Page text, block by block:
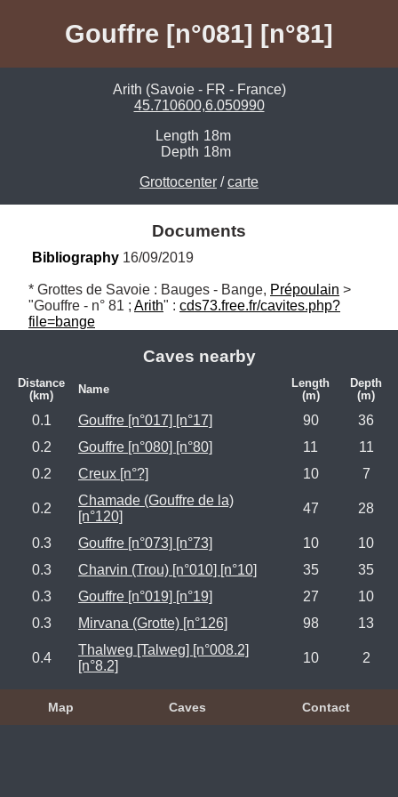
Gouffre [n°081] [n°81]
Arith (Savoie - FR - France)
45.710600,6.050990
Length 18m
Depth 18m
Grottocenter /carte
Documents
Bibliography 16/09/2019
* Grottes de Savoie : Bauges - Bange, Prépoulain >
"Gouffre - n° 81 ; Arith" : cds73.free.fr/cavites.php?
file=bange
Caves nearby
Distance
(km)
Name
Length
(m)
Depth
(m)
0.1 Gouffre [n°017] [n°17] 90
36
0.2
Gouffre [n°080] [n°80] 11
11
0.2
Creux [n°?] 10 7
0.2
Chamade (Gouffre de la)
[n°120]
47 28
0.3 Gouffre [n°073] [n°73] 10
10
0.3
Charvin (Trou) [n°010] [n°10] 35
35
0.3
Gouffre [n°019] [n°19] 27
10
0.3
Mirvana (Grotte) [n°126] 98 13
0.4
Thalweg [Talweg] [n°008.2]
[n°8.2]
10 2
Map Caves Contact